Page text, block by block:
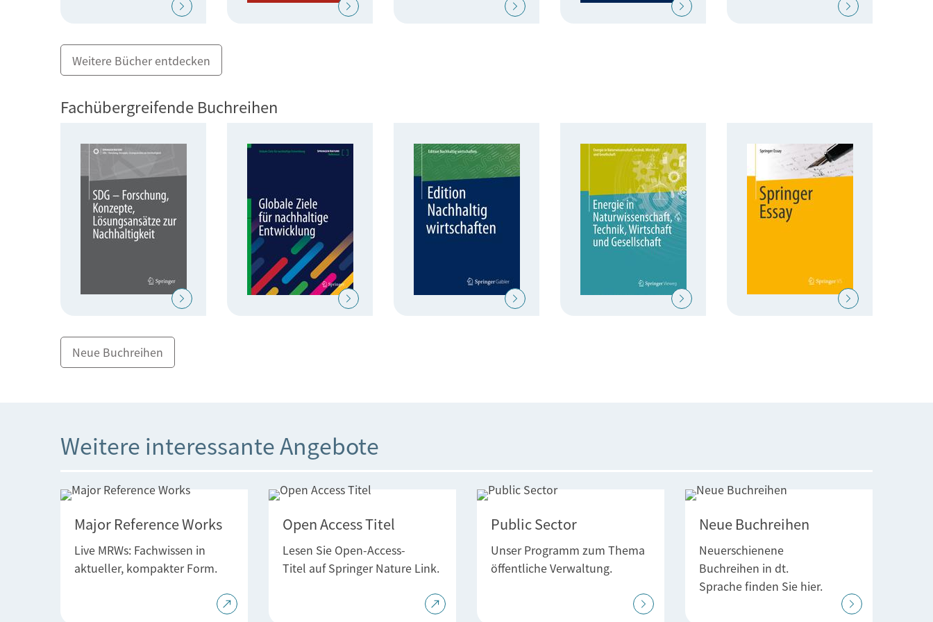
Weitere Bücher entdecken
Fachübergreifende Buchreihen
Neue Buchreihen
Weitere interessante Angebote
Major Reference Works
Live MRWs: Fachwissen in
aktueller, kompakter Form.
Open Access Titel
Lesen Sie Open-Access-
Titel auf Springer Nature Link.
Public Sector
Unser Programm zum Thema
öffentliche Verwaltung.
Neue Buchreihen
Neuerschienene
Buchreihen in dt.
Sprache finden Sie hier.